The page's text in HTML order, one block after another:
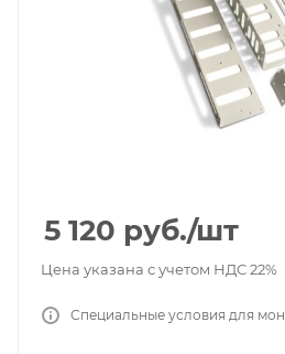
5 120 руб./шт
Цена указана с учетом НДС 22%
Специальные условия для